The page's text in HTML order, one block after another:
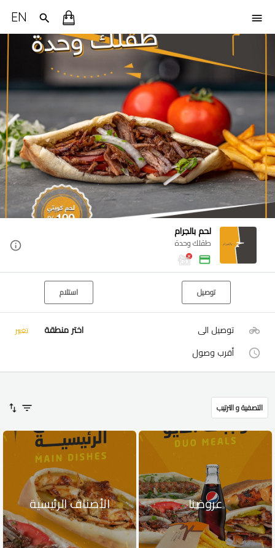
EN
لحم بالجرام
طقلك وحدة
توصيل استلام
توصيل الى اختر منطقة تغيير
أقرب وصول
التصفية و الترتيب
عروضنا الأصناف الرئيسية